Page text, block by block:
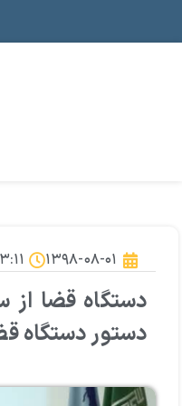
۱۳۹۸-۰۸-۰۱
دستگاه قضا از
دستور دستگاه